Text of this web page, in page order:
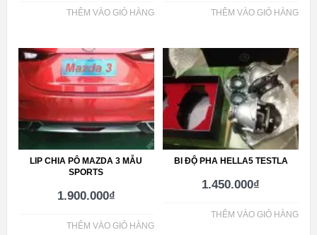
THÊM VÀO GIỎ HÀNG THÊM VÀO GIỎ HÀNG
LIP CHIA PÔ MAZDA 3 MẪU
SPORTS
1.900.000₫
THÊM VÀO GIỎ HÀNG
BI ĐỘ PHA HELLA5 TESTLA
1.450.000₫
THÊM VÀO GIỎ HÀNG